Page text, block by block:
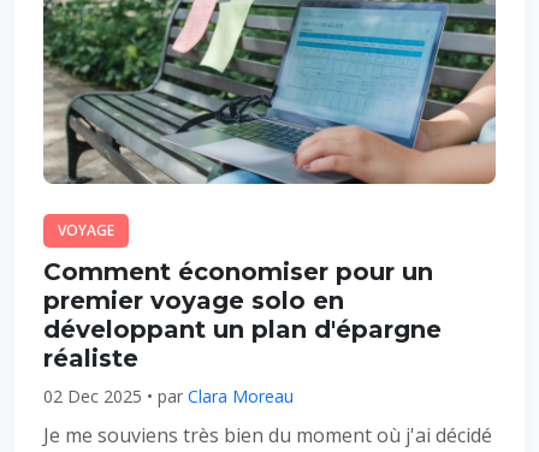
VOYAGE
Comment économiser pour un
premier voyage solo en
développant un plan d'épargne
réaliste
02 Dec 2025 • par Clara Moreau
Je me souviens très bien du moment où j'ai décidé